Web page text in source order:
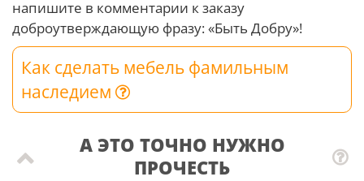
напишите в комментарии к заказу
доброутверждающую фразу: «Быть Добру»!
Как сделать мебель фамильным
наследием
А ЭТО ТОЧНО НУЖНО
ПРОЧЕСТЬ